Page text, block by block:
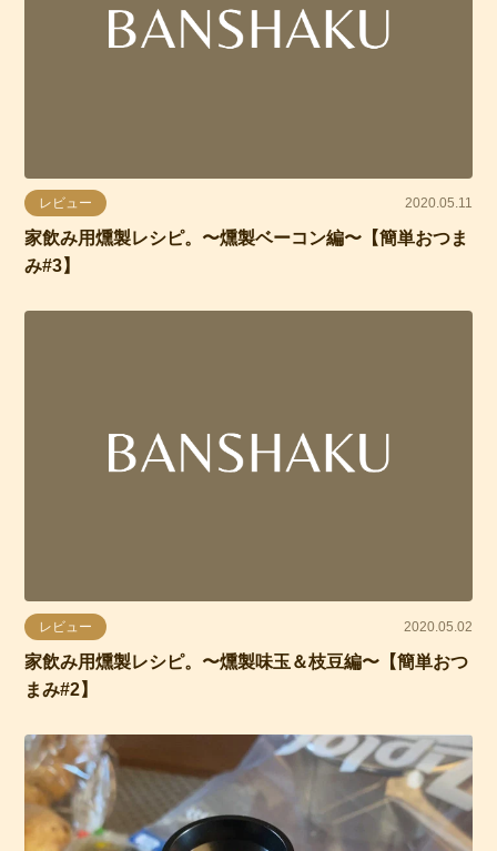
レビュー 2020.05.11
家飲み用燻製レシピ。〜燻製ベーコン編〜【簡単おつま
み#3】
レビュー 2020.05.02
家飲み用燻製レシピ。〜燻製味玉＆枝豆編〜【簡単おつ
まみ#2】